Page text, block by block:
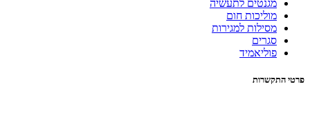
מגנטים לתעשיה
מוליכות חום
מסילות למגירות
סגרים
פוליאמיד
פרטי התקשרות